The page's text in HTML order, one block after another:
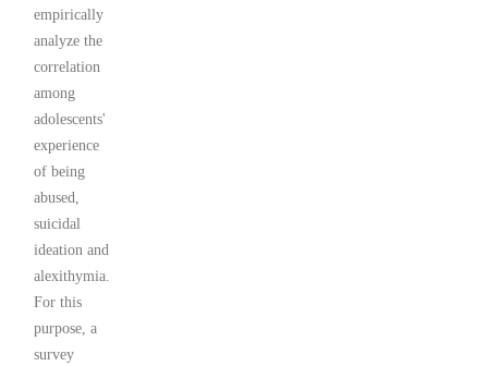
empirically
analyze the
correlation
among
adolescents'
experience
of being
abused,
suicidal
ideation and
alexithymia.
For this
purpose, a
survey